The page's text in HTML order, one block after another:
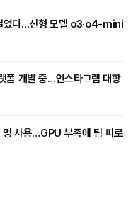
었다…신형 모델 o3·o4-mini
폼 개발 중…인스타그램 대항
사용…GPU 부족에 팀 피로